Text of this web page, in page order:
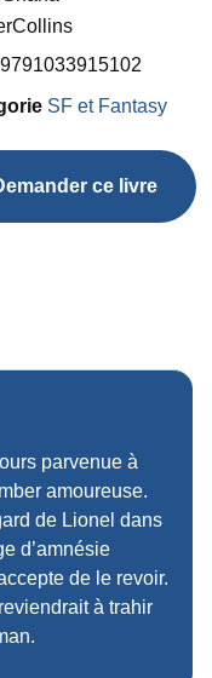
9791033915102
SF et Fantasy
ce livre
parvenue à
amoureuse.
de Lionel dans
d’amnésie
de le revoir.
à trahir